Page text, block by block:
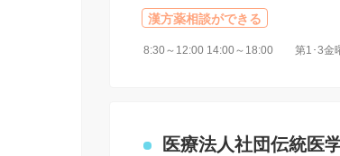
漢方薬相談ができる
医療法人社団伝統医